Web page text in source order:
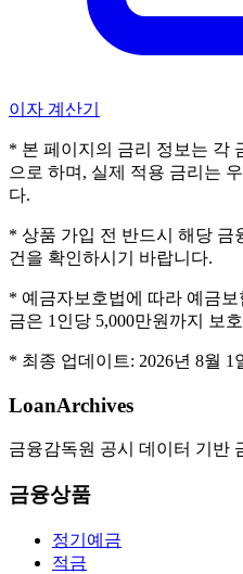
이자 계산기
* 본 페이지의 금리 정보는 각
으로 하며, 실제 적용 금리는
다.
* 상품 가입 전 반드시 해당 금
건을 확인하시기 바랍니다.
* 예금자보호법에 따라 예금
금은 1인당 5,000만원까지 보
* 최종 업데이트: 2026년 8월 1
LoanArchives
금융감독원 공시 데이터 기반
금융상품
정기예금
적금